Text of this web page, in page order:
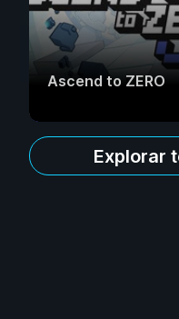
Ascend to ZERO
Explorar